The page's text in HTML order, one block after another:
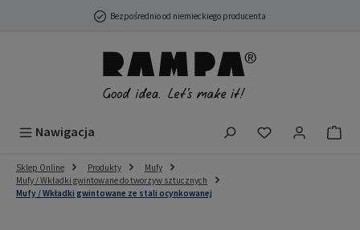
Przejdź do głównej zawartościBezpośrednio od niemieckiego producenta
Nawigacja Masz 0
Sklep Online Produkty
Mufy
Mufy / Wkładki gwintowane do tworzyw sztucznych
Mufy / Wkładki gwintowane ze stali ocynkowanej